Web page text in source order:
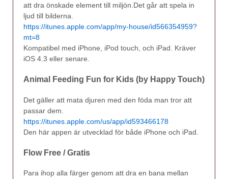
att dra önskade element till miljön.Det går att spela in
ljud till bilderna.
https://itunes.apple.com/app/my-house/id566354959?
mt=8
Kompatibel med iPhone, iPod touch, och iPad. Kräver
iOS 4.3 eller senare.
Animal Feeding Fun for Kids (by Happy Touch)
Det gäller att mata djuren med den föda man tror att
passar dem.
https://itunes.apple.com/us/app/id593466178
Den här appen är utvecklad för både iPhone och iPad.
Flow Free / Gratis
Para ihop alla färger genom att dra en bana mellan